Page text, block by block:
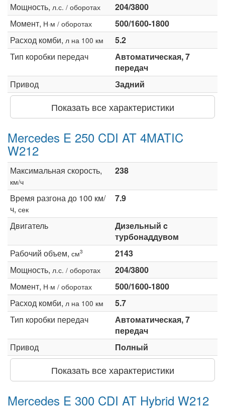
Мощность, л.с. / оборотах
204/3800
Момент, Н·м / оборотах
500/1600-1800
Расход комби, л на 100 км
5.2
Тип коробки передач
Автоматическая, 7
передач
Привод
Задний
Показать все характеристики
Mercedes E 250 CDI AT 4MATIC
W212
Максимальная скорость,
км/ч
238
Время разгона до 100 км/
ч, сек
7.9
Двигатель
Дизельный c
турбонаддувом
Рабочий объем, см3
2143
Мощность, л.с. / оборотах
204/3800
Момент, Н·м / оборотах
500/1600-1800
Расход комби, л на 100 км
5.7
Тип коробки передач
Автоматическая, 7
передач
Привод
Полный
Показать все характеристики
Mercedes E 300 CDI AT Hybrid W212